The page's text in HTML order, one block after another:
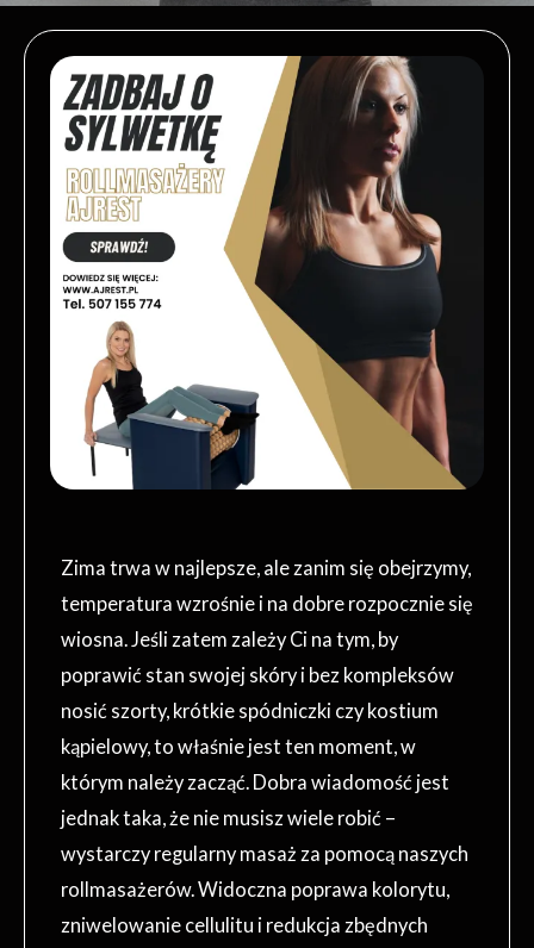
Zima trwa w najlepsze, ale zanim się obejrzymy,
temperatura wzrośnie i na dobre rozpocznie się
wiosna. Jeśli zatem zależy Ci na tym, by
poprawić stan swojej skóry i bez kompleksów
nosić szorty, krótkie spódniczki czy kostium
kąpielowy, to właśnie jest ten moment, w
którym należy zacząć. Dobra wiadomość jest
jednak taka, że nie musisz wiele robić –
wystarczy regularny masaż za pomocą naszych
rollmasażerów. Widoczna poprawa kolorytu,
zniwelowanie cellulitu i redukcja zbędnych